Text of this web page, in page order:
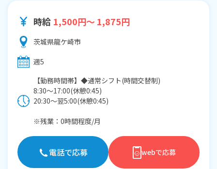
時給 1,500円～ 1,875円
茨城県龍ケ崎市
週5
【勤務時間帯】◆通常シフト(時間交替制)
8:30〜17:00(休憩0:45)
20:30〜翌5:00(休憩0:45)
※残業：0時間程度/月
電話で応募 webで応募